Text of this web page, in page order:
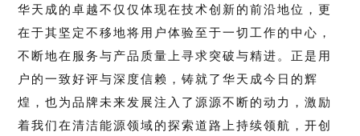
华天成的卓越不仅仅体现在技术创新的前沿地位，更
在于其坚定不移地将用户体验至于一切工作的中心，
不断地在服务与产品质量上寻求突破与精进。正是用
户的一致好评与深度信赖，铸就了华天成今日的辉
煌，也为品牌未来发展注入了源源不断的动力，激励
着我们在清洁能源领域的探索道路上持续领航，开创